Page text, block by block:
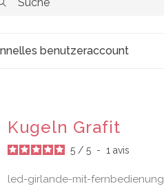
benutzeraccount
Kugeln Grafit
5 / 5 - 1 avis
led-girlande-mit-fernbedienung